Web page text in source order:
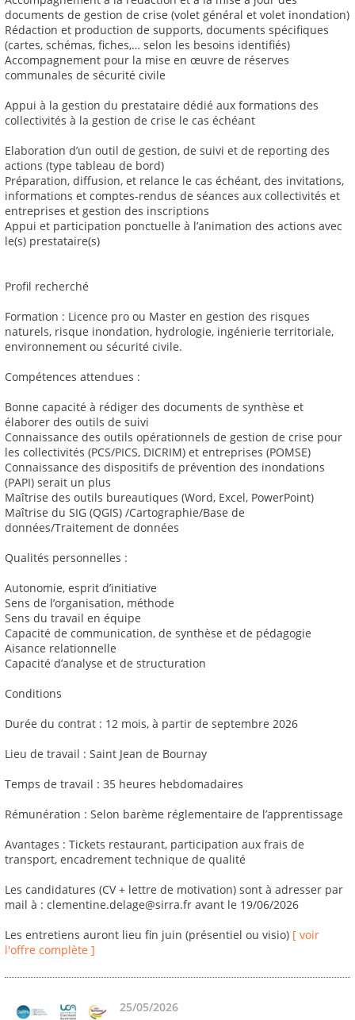
documents de gestion de crise (volet général et volet inondation)
Rédaction et production de supports, documents spécifiques
(cartes, schémas, fiches,… selon les besoins identifiés)
Accompagnement pour la mise en œuvre de réserves
communales de sécurité civile
Appui à la gestion du prestataire dédié aux formations des
collectivités à la gestion de crise le cas échéant
Elaboration d’un outil de gestion, de suivi et de reporting des
actions (type tableau de bord)
Préparation, diffusion, et relance le cas échéant, des invitations,
informations et comptes-rendus de séances aux collectivités et
entreprises et gestion des inscriptions
Appui et participation ponctuelle à l’animation des actions avec
le(s) prestataire(s)
Profil recherché
Formation : Licence pro ou Master en gestion des risques
naturels, risque inondation, hydrologie, ingénierie territoriale,
environnement ou sécurité civile.
Compétences attendues :
Bonne capacité à rédiger des documents de synthèse et
élaborer des outils de suivi
Connaissance des outils opérationnels de gestion de crise pour
les collectivités (PCS/PICS, DICRIM) et entreprises (POMSE)
Connaissance des dispositifs de prévention des inondations
(PAPI) serait un plus
Maîtrise des outils bureautiques (Word, Excel, PowerPoint)
Maîtrise du SIG (QGIS) /Cartographie/Base de
données/Traitement de données
Qualités personnelles :
Autonomie, esprit d’initiative
Sens de l’organisation, méthode
Sens du travail en équipe
Capacité de communication, de synthèse et de pédagogie
Aisance relationnelle
Capacité d’analyse et de structuration
Conditions
Durée du contrat : 12 mois, à partir de septembre 2026
Lieu de travail : Saint Jean de Bournay
Temps de travail : 35 heures hebdomadaires
Rémunération : Selon barème réglementaire de l’apprentissage
Avantages : Tickets restaurant, participation aux frais de
transport, encadrement technique de qualité
Les candidatures (CV + lettre de motivation) sont à adresser par
mail à : clementine.delage@sirra.fr avant le 19/06/2026
Les entretiens auront lieu fin juin (présentiel ou visio) [ voir
l'offre complète ]
25/05/2026